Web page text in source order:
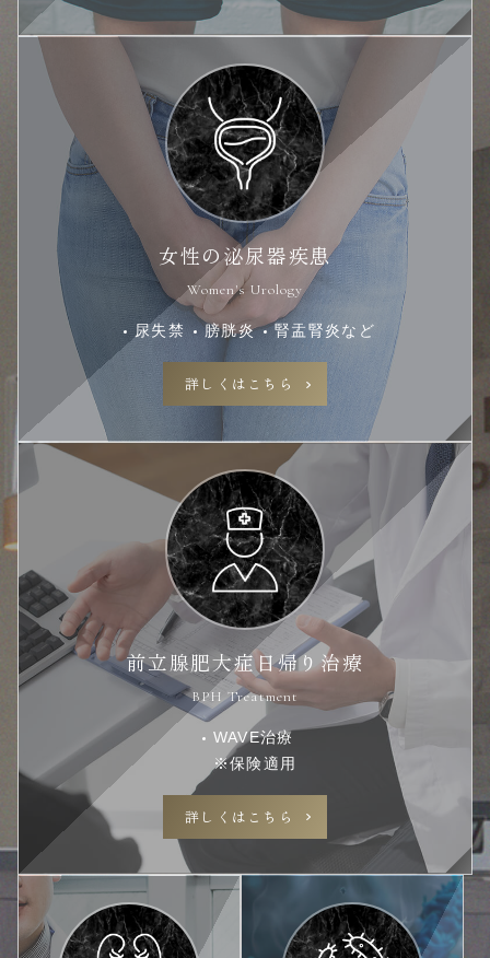
女性の泌尿器疾患
Women's Urology
尿失禁 膀胱炎 腎盂腎炎など
詳しくはこちら
前立腺肥大症日帰り治療
BPH Treatment
WAVE治療
※保険適用
詳しくはこちら